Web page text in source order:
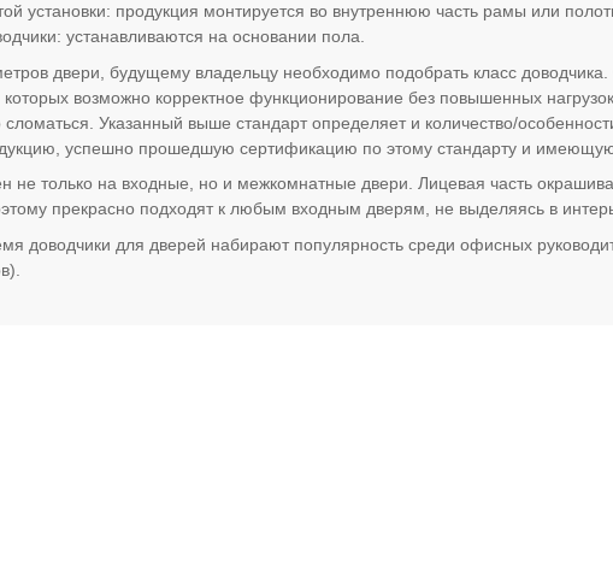
установки: продукция монтируется во внутреннюю часть рамы или
устанавливаются на основании пола.
двери, будущему владельцу необходимо подобрать класс
которых возможно корректное функционирование без повышенных
Указанный выше стандарт определяет и количество/
успешно прошедшую сертификацию по этому стандарту и
не только на входные, но и межкомнатные двери. Лицевая часть
прекрасно подходят к любым входным дверям, не выделяясь в
доводчики для дверей набирают популярность среди офисных